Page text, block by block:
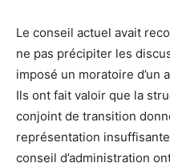
Le conseil actuel avait
ne pas précipiter les
imposé un moratoire d’un
Ils ont fait valoir que la
conjoint de transition
représentation
conseil d’administration